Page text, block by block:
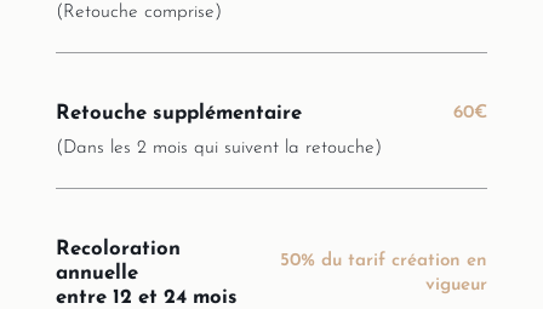
(Retouche comprise)
Retouche supplémentaire 60€
(Dans les 2 mois qui suivent la retouche)
Recoloration
annuelle
entre 12 et 24 mois
50% du tarif création en
vigueur